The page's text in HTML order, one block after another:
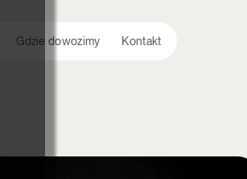
Gdzie dowozimy Kontakt